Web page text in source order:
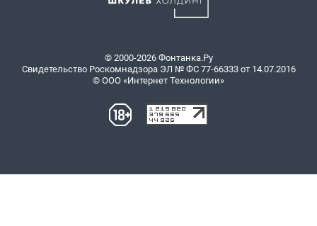
© 2000-2026 Фонтанка.Ру
Свидетельство Роскомнадзора ЭЛ № ФС 77-66333 от 14.07.2016
© ООО «Интернет Технологии»